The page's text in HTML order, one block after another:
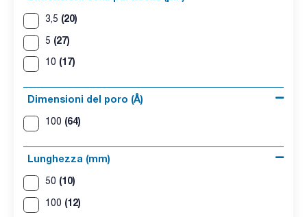
3,5 (20)
5 (27)
10 (17)
Dimensioni del poro (Å)
100 (64)
Lunghezza (mm)
50 (10)
100 (12)